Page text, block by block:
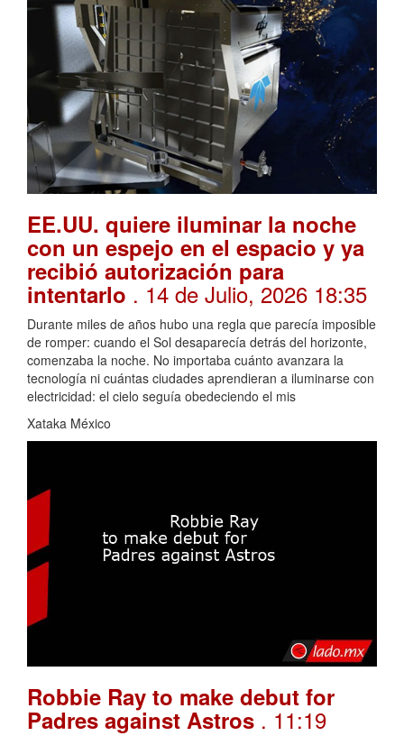
EE.UU. quiere iluminar la noche
con un espejo en el espacio y ya
recibió autorización para
intentarlo . 14 de Julio, 2026 18:35
Durante miles de años hubo una regla que parecía imposible
de romper: cuando el Sol desaparecía detrás del horizonte,
comenzaba la noche. No importaba cuánto avanzara la
tecnología ni cuántas ciudades aprendieran a iluminarse con
electricidad: el cielo seguía obedeciendo el mis
Xataka México
Robbie Ray to make debut for
Padres against Astros . 11:19